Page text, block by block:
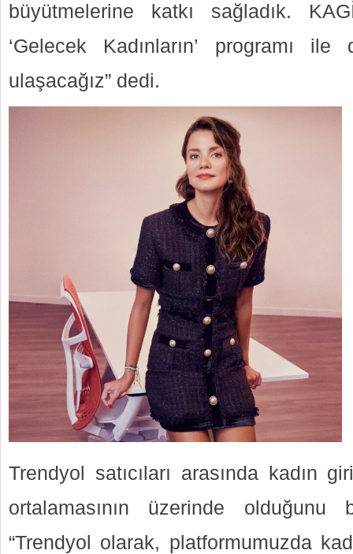
büyütmelerine katkı sağladık.
‘Gelecek Kadınların’ programı
ulaşacağız” dedi.
Trendyol satıcıları arasında kadın
ortalamasının üzerinde
“Trendyol olarak, platformumuzda